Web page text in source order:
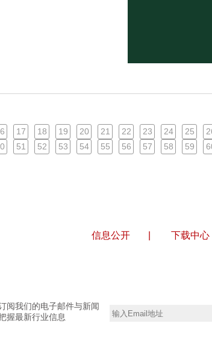
17 18 19 20 21 22 23 24 25
51 52 53 54 55 56 57 58 59
信息公开 下载中心
阅我们的电子邮件与新闻
握最新行业信息